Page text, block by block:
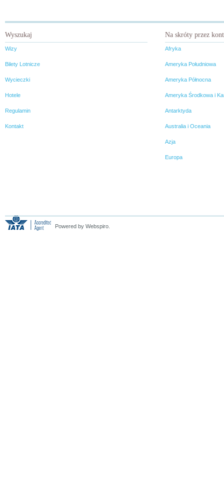
Wyszukaj
Wizy
Bilety Lotnicze
Wycieczki
Hotele
Regulamin
Kontakt
Na skróty przez
Afryka
Ameryka Południowa
Ameryka Północna
Ameryka Środkowa i
Antarktyda
Australia i Oceania
Azja
Europa
Powered by Webspiro.